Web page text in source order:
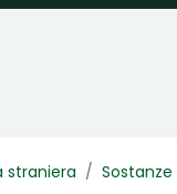
straniera